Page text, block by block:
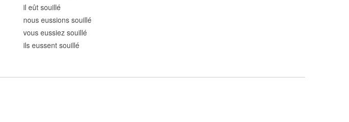
il eût souillé
nous eussions souillé
vous eussiez souillé
ils eussent souillé